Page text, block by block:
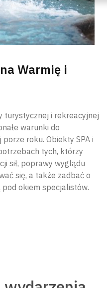
Warmię i
turystycznej i rekreacyjnej
warunki do
roku. Obiekty SPA i
tych, którzy
sił, poprawy wyglądu
się, a także zadbać o
pod okiem specjalistów.